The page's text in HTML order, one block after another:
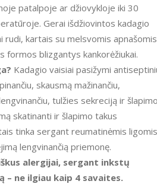
patalpoje ar džiovykloje iki 30
Gerai išdžiovintos kadagio
rudi, kartais su melsvomis
formos blizgantys kankorėžiukai.
Kadagio vaisiai pasižymi
skausmą mažinančiu,
tulžies sekreciją ir šlapimo
skatinanti ir šlapimo takus
tinka sergant reumatinėmis
lengvinančią priemonę.
alergijai, sergant inkstų
ne ilgiau kaip 4 savaites.